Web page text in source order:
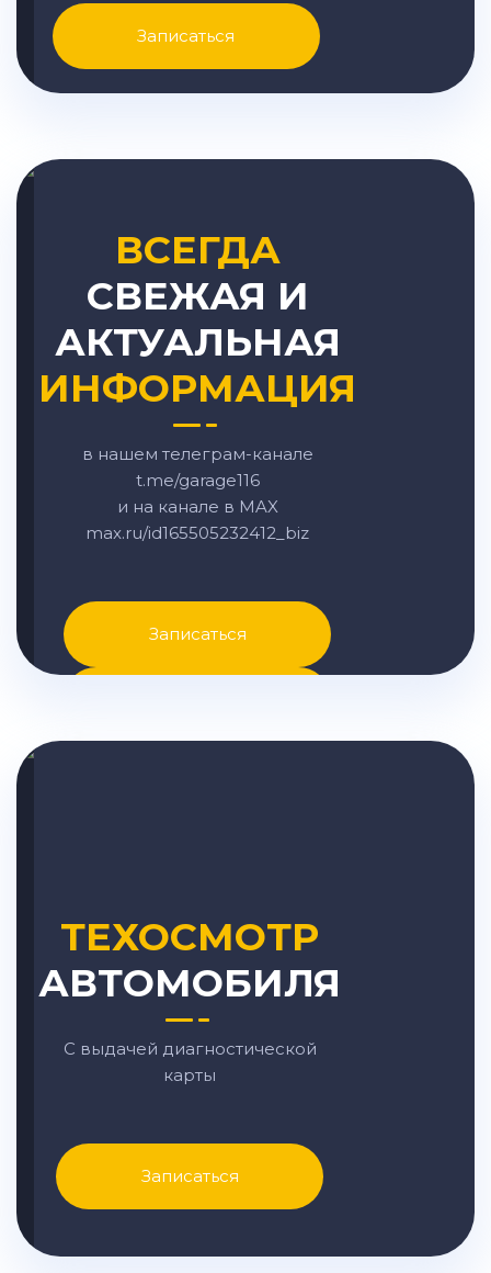
Записаться
ВСЕГДА
СВЕЖАЯ И
АКТУАЛЬНАЯ
ИНФОРМАЦИЯ
в нашем телеграм-канале
t.me/garage116
и на канале в MAX
max.ru/id165505232412_biz
Записаться
ТЕХОСМОТР
АВТОМОБИЛЯ
С выдачей диагностической
карты
Записаться